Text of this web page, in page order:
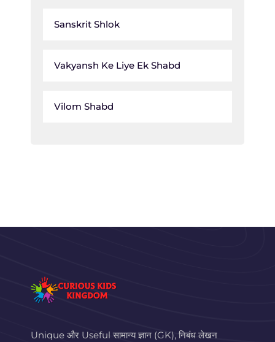
Sanskrit Shlok
Vakyansh Ke Liye Ek Shabd
Vilom Shabd
Unique और Useful सामान्य ज्ञान (GK), निबंध लेखन